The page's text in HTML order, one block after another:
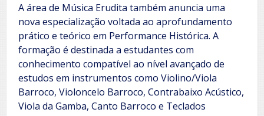
A área de Música Erudita também anuncia uma
nova especialização voltada ao aprofundamento
prático e teórico em Performance Histórica. A
formação é destinada a estudantes com
conhecimento compatível ao nível avançado de
estudos em instrumentos como Violino/Viola
Barroco, Violoncelo Barroco, Contrabaixo Acústico,
Viola da Gamba, Canto Barroco e Teclados